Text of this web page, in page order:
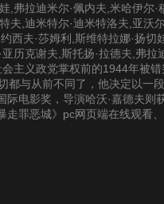
弗拉迪米尔·佩内夫,米哈伊尔·
夫,迪米特尔·迪米特洛夫,亚沃
西夫·莎姆利,斯维特拉娜·扬切
历克谢夫,斯托扬·拉德夫,弗拉
主义政党掌权前的1944年被
都与从前不同了，他决定以一
电影奖，导演哈沃·嘉德夫则
走罪恶城》pc网页端在线观看